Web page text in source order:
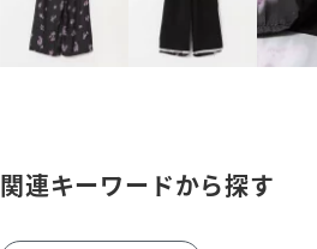
関連キーワードから探す